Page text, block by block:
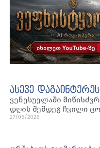
ასევე
ვენესუელაში
დღის შემდეგ ჩვილი
27/06/2026